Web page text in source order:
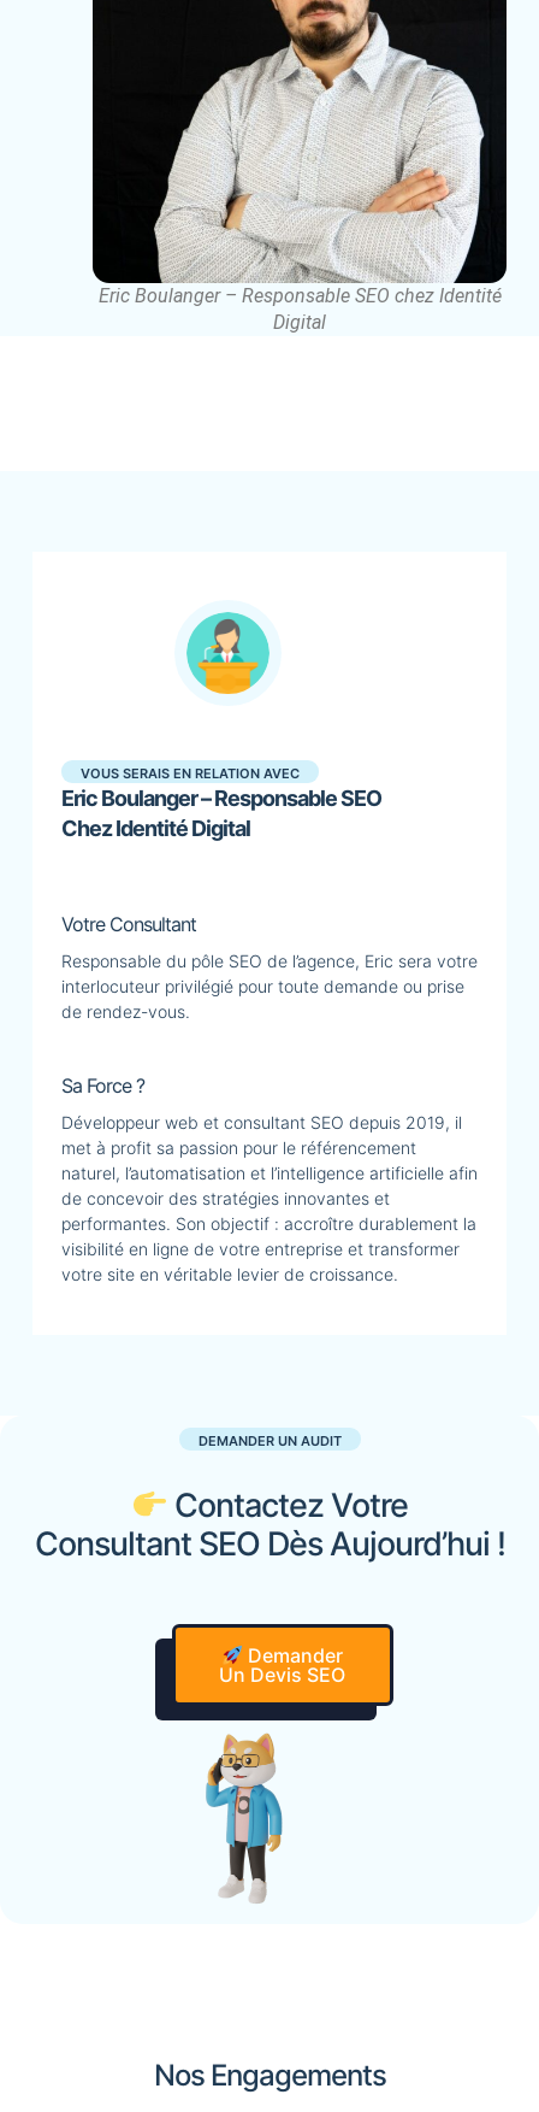
Eric Boulanger – Responsable SEO chez Identité
Digital
VOUS SERAIS EN RELATION AVEC
Eric Boulanger – Responsable SEO
Chez Identité Digital
Votre Consultant
Responsable du pôle SEO de l’agence, Eric sera votre
interlocuteur privilégié pour toute demande ou prise
de rendez-vous.
Sa Force ?
Développeur web et consultant SEO depuis 2019, il
met à profit sa passion pour le référencement
naturel, l’automatisation et l’intelligence artificielle afin
de concevoir des stratégies innovantes et
performantes. Son objectif : accroître durablement la
visibilité en ligne de votre entreprise et transformer
votre site en véritable levier de croissance.
DEMANDER UN AUDIT
Contactez Votre
Consultant SEO Dès Aujourd’hui !
Demander
Un Devis SEO
Nos Engagements